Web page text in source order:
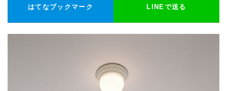
はてなブックマーク LINEで送る